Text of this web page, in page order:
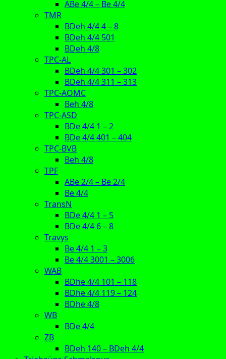
ABe 4/4 – Be 4/4
TMR
BDeh 4/4 4 – 8
BDeh 4/4 501
BDeh 4/8
TPC-AL
BDeh 4/4 301 – 302
BDeh 4/4 311 – 313
TPC-AOMC
Beh 4/8
TPC-ASD
BDe 4/4 1 – 2
BDe 4/4 401 – 404
TPC-BVB
Beh 4/8
TPF
ABe 2/4 – Be 2/4
Be 4/4
TransN
BDe 4/4 1 – 5
BDe 4/4 6 – 8
Travys
Be 4/4 1 – 3
Be 4/4 3001 – 3006
WAB
BDhe 4/4 101 – 118
BDhe 4/4 119 – 124
BDhe 4/8
WB
BDe 4/4
ZB
BDeh 140 – BDeh 4/4